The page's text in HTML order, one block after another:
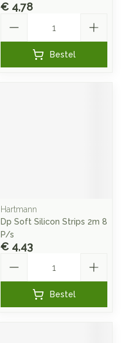
€ 4,78
Bestel
Hartmann
Dp Soft Silicon Strips 2m 8
P/s
€ 4,43
Bestel